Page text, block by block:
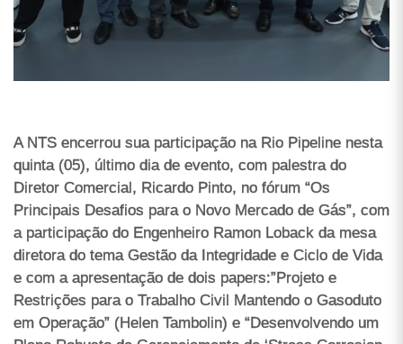
A NTS encerrou sua participação na Rio Pipeline nesta
quinta (05), último dia de evento, com palestra do
Diretor Comercial, Ricardo Pinto, no fórum “Os
Principais Desafios para o Novo Mercado de Gás”, com
a participação do Engenheiro Ramon Loback da mesa
diretora do tema Gestão da Integridade e Ciclo de Vida
e com a apresentação de dois papers:”Projeto e
Restrições para o Trabalho Civil Mantendo o Gasoduto
em Operação” (Helen Tambolin) e “Desenvolvendo um